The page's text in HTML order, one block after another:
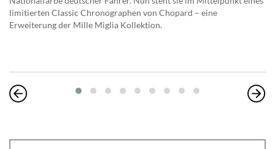
limitierten Classic Chronographen von Chopard – eine
Erweiterung der Mille Miglia Kollektion.